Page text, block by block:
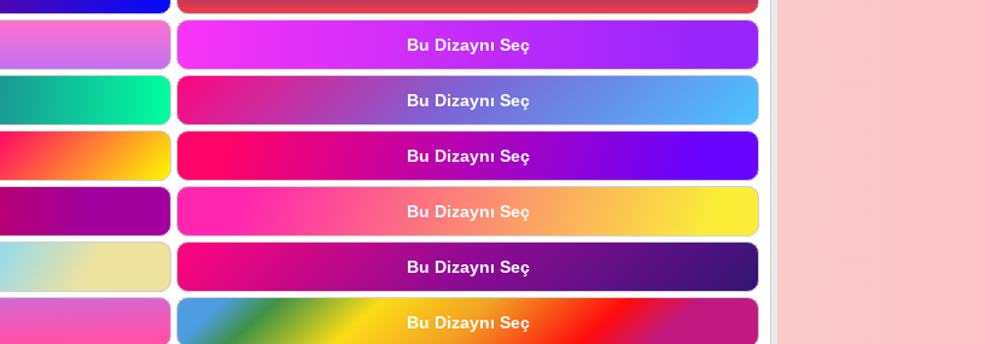
Bu Dizaynı Seç
Bu Dizaynı Seç
Bu Dizaynı Seç
Bu Dizaynı Seç
Bu Dizaynı Seç
Bu Dizaynı Seç